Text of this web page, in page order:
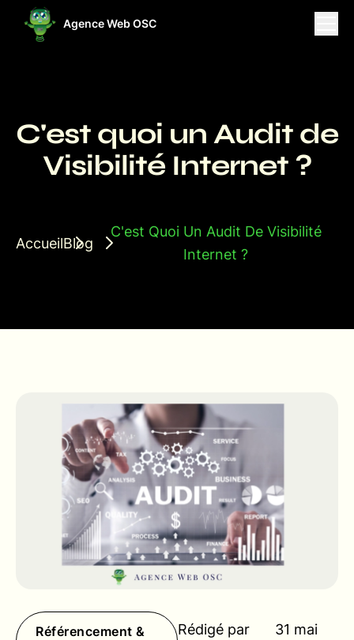
Agence Web OSC
C'est quoi un Audit de
Visibilité Internet ?
AccueilBlog
C'est Quoi Un Audit De Visibilité
Internet ?
Référencement &
Rédigé par
31 mai